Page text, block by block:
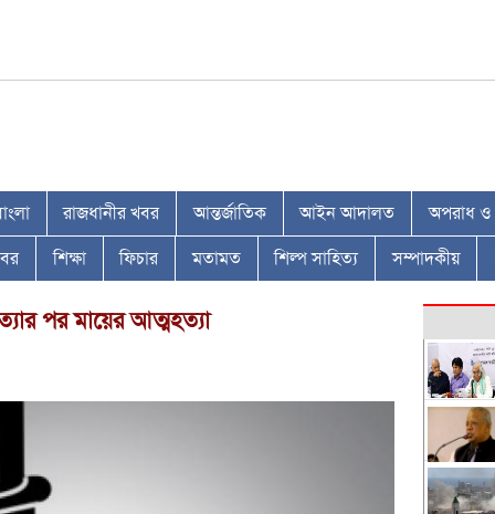
রাজধানীর খবর আন্তর্জাতিক আইন আদালত অপরাধ ও
শিক্ষা ফিচার মতামত শিল্প সাহিত্য সম্পাদকীয়
পর মায়ের আত্মহত্যা